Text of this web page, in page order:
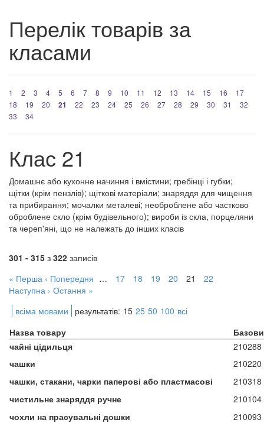
Перелік товарів за
класами
1 2 3 4 5 6 7 8 9 10 11 12 13 14 15 16
17
18
19 20 21 22 23 24 25 26 27 28 29 30 31
32
33
34
Клас 21
Домашнє або кухонне начиння і вмістини; гребінці і губки;
щітки (крім пензлів); щіткові матеріали; знаряддя для чищення
та прибирання; мочалки металеві; необроблене або частково
оброблене скло (крім будівельного); вироби із скла, порцеляни
та череп'яні, що не належать до інших класів
301 - 315 з 322 записів
« Перша ‹ Попередня … 17 18 19 20 21
22
Наступна › Остання »
всіма мовами
результатів: 15 25 50 100 всі
Назва товару
чайні цідильця
210288
чашки
210220
чашки, стакани, чарки паперові або пластмасові
210318
чистильне знаряддя ручне
210104
чохли на прасувальні дошки
210093